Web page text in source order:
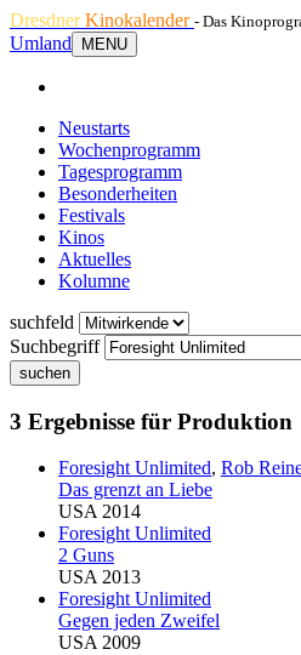
DresdnerKinokalender - Das
Umland
MENU
Neustarts
Wochenprogramm
Tagesprogramm
Besonderheiten
Festivals
Kinos
Aktuelles
Kolumne
suchfeld
Suchbegriff
suchen
3 Ergebnisse für
Foresight Unlimited, Rob
Das grenzt an Liebe
USA 2014
Foresight Unlimited
2 Guns
USA 2013
Foresight Unlimited
Gegen jeden Zweifel
USA 2009